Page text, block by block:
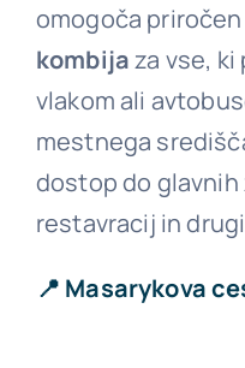
omogoča priročen
kombijaza vse,
vlakom ali
mestnega
dostop do
restavracij in
📍 Masarykova